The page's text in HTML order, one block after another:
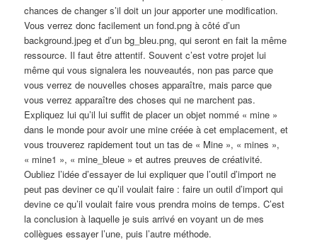
chances de changer s’il doit un jour apporter une modification.
Vous verrez donc facilement unfond.png à côté d’un
background.jpeg et d’unbg_bleu.png, qui seront en fait la même
ressource. Il faut être attentif. Souvent c’est votre projet lui
même qui vous signalera les nouveautés, non pas parce que
vous verrez de nouvelles choses apparaître, mais parce que
vous verrez apparaître des choses qui ne marchent pas.
Expliquez lui qu’il lui suffit de placer un objet nommé « mine »
dans le monde pour avoir une mine créée à cet emplacement, et
vous trouverez rapidement tout un tas de « Mine », « mines »,
« mine1 », « mine_bleue » et autres preuves de créativité.
Oubliez l’idée d’essayer de lui expliquer que l’outil d’import ne
peut pas deviner ce qu’il voulait faire : faire un outil d’import qui
devine ce qu’il voulait faire vous prendra moins de temps. C’est
la conclusion à laquelle je suis arrivé en voyant un de mes
collègues essayer l’une, puis l’autre méthode.